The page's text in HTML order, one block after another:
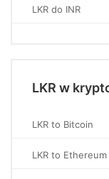
LKR do INR
LKR w
LKR to Bitcoin
LKR to Ethereum